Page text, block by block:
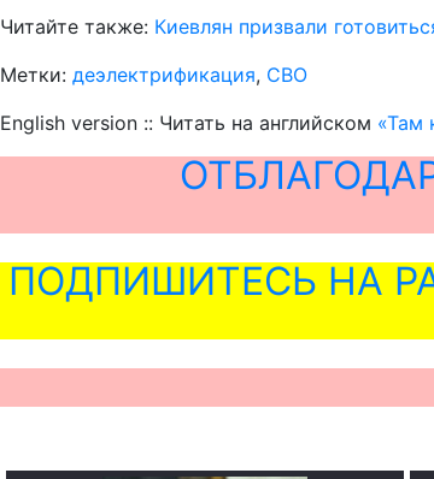
Читайте также: Киевлян призвали
Метки: деэлектрификация, СВО
English version :: Читать на английском «Там
ПОДПИШИТЕСЬ НА